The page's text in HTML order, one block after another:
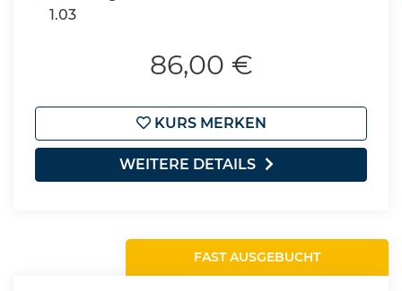
1.03
86,00 €
KURS MERKEN
WEITERE DETAILS
FAST AUSGEBUCHT